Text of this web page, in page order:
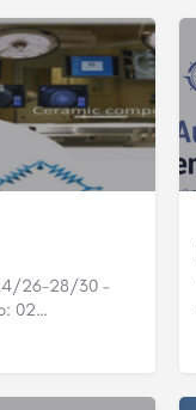
26-28/30 –
02…